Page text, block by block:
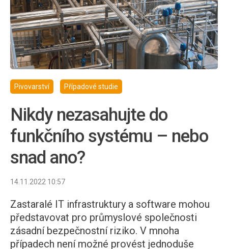
Pivovarství Případové studie
Nikdy nezasahujte do
funkčního systému – nebo
snad ano?
14.11.2022 10:57
Zastaralé IT infrastruktury a software mohou
představovat pro průmyslové společnosti
zásadní bezpečnostní riziko. V mnoha
případech není možné provést jednoduše